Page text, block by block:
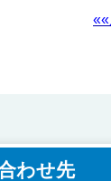
««
わせ先